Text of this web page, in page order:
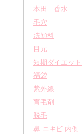
本田 香水
毛穴
洗顔料
目元
短期ダイエット
福袋
紫外線
育毛剤
脱毛
鼻 ニキビ 内側